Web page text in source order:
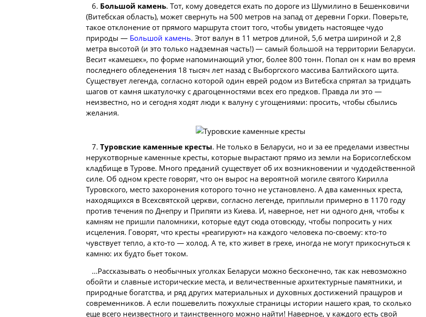
6. Большой камень. Тот, кому доведется ехать по дороге из Шумилино в Бешенковичи
(Витебская область), может свернуть на 500 метров на запад от деревни Горки. Поверьте,
такое отклонение от прямого маршрута стоит того, чтобы увидеть настоящее чудо
природы — Большой камень. Этот валун в 11 метров длиной, 5,6 метра шириной и 2,8
метра высотой (и это только надземная часть!) — самый большой на территории Беларуси.
Весит «камешек», по форме напоминающий утюг, более 800 тонн. Попал он к нам во время
последнего обледенения 18 тысяч лет назад с Выборгского массива Балтийского щита.
Существует легенда, согласно которой один еврей родом из Витебска спрятал за тридцать
шагов от камня шкатулочку с драгоценностями всех его предков. Правда ли это —
неизвестно, но и сегодня ходят люди к валуну с угощениями: просить, чтобы сбылись
желания.
7. Туровские каменные кресты. Не только в Беларуси, но и за ее пределами известны
нерукотворные каменные кресты, которые вырастают прямо из земли на Борисоглебском
кладбище в Турове. Много преданий существует об их возникновении и чудодейственной
силе. Об одном кресте говорят, что он вырос на вероятной могиле святого Кирилла
Туровского, место захоронения которого точно не установлено. А два каменных креста,
находящихся в Всехсвятской церкви, согласно легенде, приплыли примерно в 1170 году
против течения по Днепру и Припяти из Киева. И, наверное, нет ни одного дня, чтобы к
камням не пришли паломники, которые едут сюда отовсюду, чтобы попросить у них
исцеления. Говорят, что кресты «реагируют» на каждого человека по-своему: кто-то
чувствует тепло, а кто-то — холод. А те, кто живет в грехе, иногда не могут прикоснуться к
камню: их будто бьет током.
...Рассказывать о необычных уголках Беларуси можно бесконечно, так как невозможно
обойти и славные исторические места, и величественные архитектурные памятники, и
природные богатства, и ряд других материальных и духовных достижений пращуров и
современников. А если пошевелить пожухлые страницы истории нашего края, то сколько
еще всего неизвестного и таинственного можно найти! Наверное, у каждого есть свой